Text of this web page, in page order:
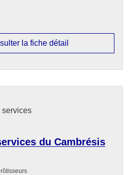
la fiche détail
du Cambrésis
services